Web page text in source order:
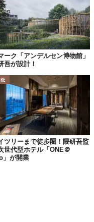
ーク「アンデルセン博物館」
吾が設計！
ツリーまで徒歩圏！隈研吾監
世代型ホテル「ONE＠
」が開業